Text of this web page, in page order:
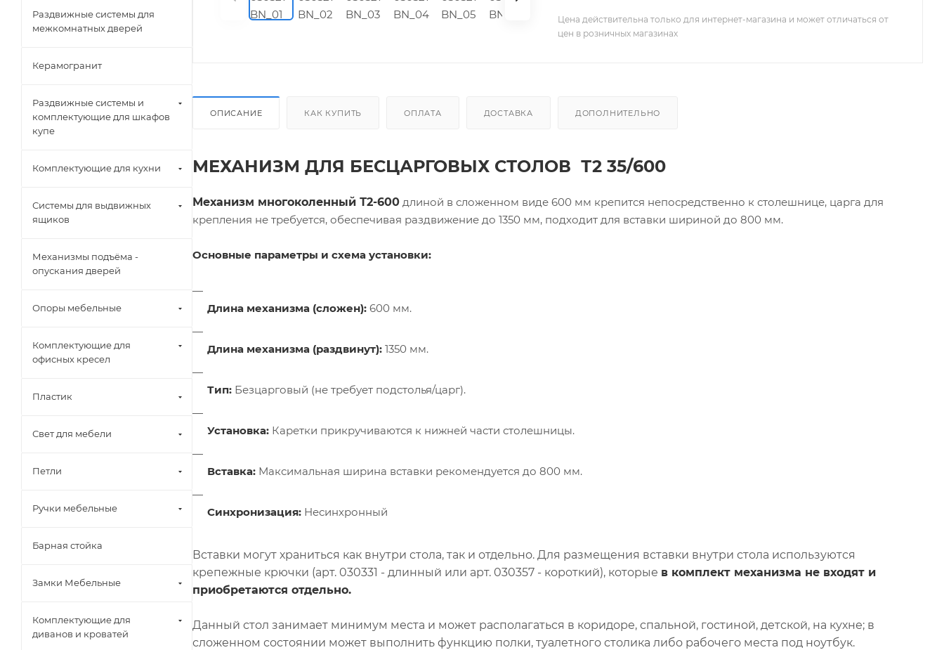
Цена действительна только для интернет-магазина и может отличаться от
цен в розничных магазинах
ОПИСАНИЕ КАК КУПИТЬ ОПЛАТА ДОСТАВКА ДОПОЛНИТЕЛЬНО
МЕХАНИЗМ ДЛЯ БЕСЦАРГОВЫХ СТОЛОВ Т2 35/600
Механизм многоколенный Т2-600 длиной в сложенном виде 600 мм крепится непосредственно к столешнице, царга для
крепления не требуется, обеспечивая раздвижение до 1350 мм, подходит для вставки шириной до 800 мм.
Основные параметры и схема установки:
Длина механизма (сложен): 600 мм.
Длина механизма (раздвинут): 1350 мм.
Тип: Безцарговый (не требует подстолья/царг).
Установка: Каретки прикручиваются к нижней части столешницы.
Вставка: Максимальная ширина вставки рекомендуется до 800 мм.
Синхронизация: Несинхронный
Вставки могут храниться как внутри стола, так и отдельно. Для размещения вставки внутри стола используются
крепежные крючки (арт. 030331 - длинный или арт. 030357 - короткий), которые в комплект механизма не входят и
приобретаются отдельно.
Данный стол занимает минимум места и может располагаться в коридоре, спальной, гостиной, детской, на кухне; в
сложенном состоянии может выполнить функцию полки, туалетного столика либо рабочего места под ноутбук.
Раздвижные системы для
межкомнатных дверей
Керамогранит
Раздвижные системы и
комплектующие для шкафов
купе
Комплектующие для кухни
Системы для выдвижных
ящиков
Механизмы подъёма -
опускания дверей
Опоры мебельные
Комплектующие для
офисных кресел
Пластик
Свет для мебели
Петли
Ручки мебельные
Барная стойка
Замки Мебельные
Комплектующие для
диванов и кроватей